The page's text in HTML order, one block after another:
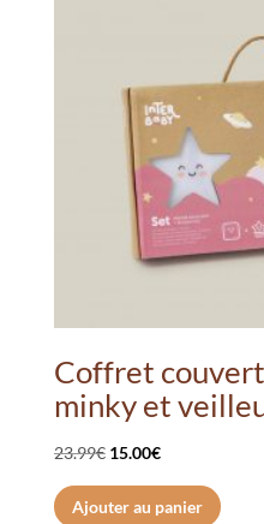
Coffret
minky et
23.99€ Le
prix
initial
15.00€Le
prix
actuel
Ajouter au panier